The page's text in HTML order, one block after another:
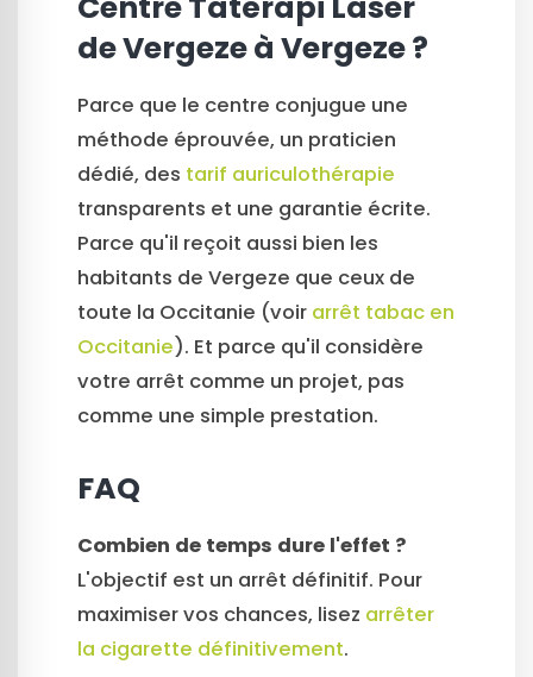
de Vergeze à Vergeze ?
Parce que le centre conjugue une
méthode éprouvée, un praticien
dédié, des tarif auriculothérapie
transparents et une garantie écrite.
Parce qu'il reçoit aussi bien les
habitants de Vergeze que ceux de
toute la Occitanie (voir arrêt tabac en
Occitanie). Et parce qu'il considère
votre arrêt comme un projet, pas
comme une simple prestation.
FAQ
Combien de temps dure l'effet ?
L'objectif est un arrêt définitif. Pour
maximiser vos chances, lisez arrêter
la cigarette définitivement.